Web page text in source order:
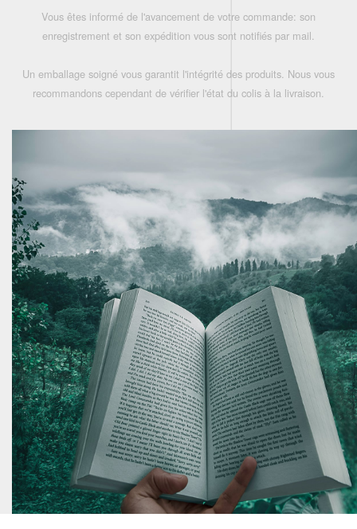
Vous êtes informé de l'avancement de votre commande: son
enregistrement et son expédition vous sont notifiés par mail.
Un emballage soigné vous garantit l'intégrité des produits. Nous vous
recommandons cependant de vérifier l'état du colis à la livraison.